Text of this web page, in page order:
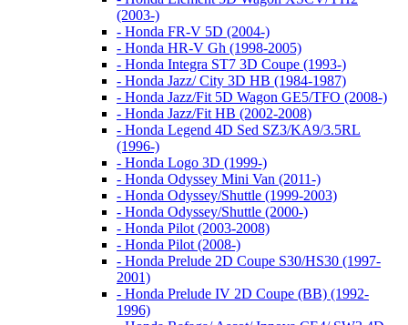
(2003-)
- Honda FR-V 5D (2004-)
- Honda HR-V Gh (1998-2005)
- Honda Integra ST7 3D Coupe (1993-)
- Honda Jazz/ City 3D HB (1984-1987)
- Honda Jazz/Fit 5D Wagon GE5/TFO (2008-)
- Honda Jazz/Fit HB (2002-2008)
- Honda Legend 4D Sed SZ3/KA9/3.5RL
(1996-)
- Honda Logo 3D (1999-)
- Honda Odyssey Mini Van (2011-)
- Honda Odyssey/Shuttle (1999-2003)
- Honda Odyssey/Shuttle (2000-)
- Honda Pilot (2003-2008)
- Honda Pilot (2008-)
- Honda Prelude 2D Coupe S30/HS30 (1997-
2001)
- Honda Prelude IV 2D Coupe (BB) (1992-
1996)